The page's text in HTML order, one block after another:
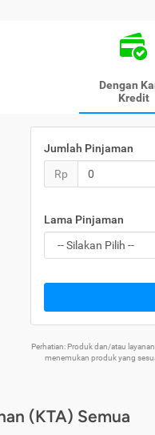
Dengan
Kredit
Jumlah Pinjaman
Rp
Lama Pinjaman
Perhatian: Produk dan/atau
menemukan produk yang
(KTA) Semua